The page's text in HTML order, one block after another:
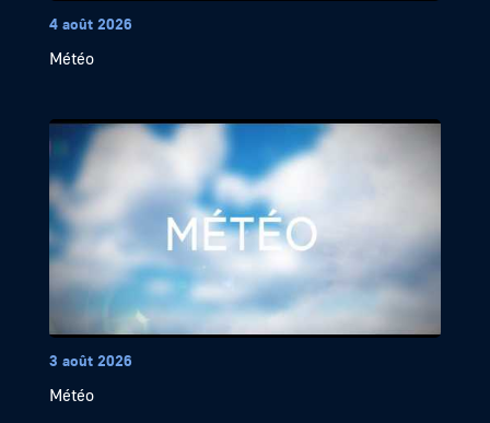
4 août 2026
Météo
3 août 2026
Météo